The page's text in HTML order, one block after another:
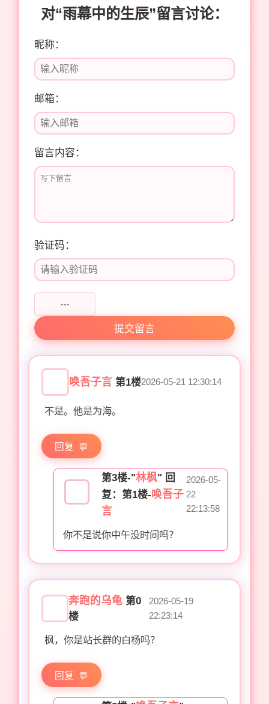
对“雨幕中的生辰”留言讨论：
昵称：
邮箱：
留言内容：
验证码：
---
提交留言
唤吾子言 第1楼2026-05-21 12:30:14
不是。他是为海。
回复
第3楼-"林枫" 回
复：第1楼- 唤吾子
言
2026-05-
22
22:13:58
你不是说你中午没时间吗？
奔跑的乌龟 第0
楼
2026-05-19
22:23:14
枫，你是站长群的白杨吗？
回复